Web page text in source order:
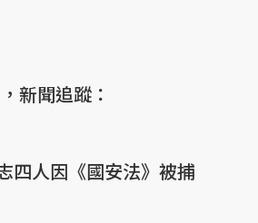
新聞追蹤：
四人因《國安法》被捕